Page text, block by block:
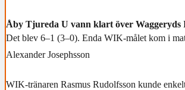
Åby Tjureda U vann klart över
Det blev 6–1 (3–0). Enda WIK-målet kom i
Alexander Josephsson
WIK-tränaren Rasmus Rudolfsson kunde